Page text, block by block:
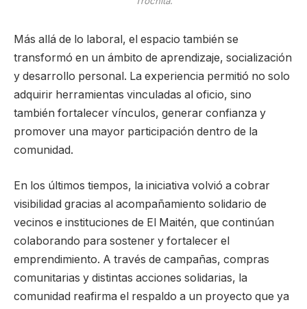
Más allá de lo laboral, el espacio también se
transformó en un ámbito de aprendizaje, socialización
y desarrollo personal. La experiencia permitió no solo
adquirir herramientas vinculadas al oficio, sino
también fortalecer vínculos, generar confianza y
promover una mayor participación dentro de la
comunidad.
En los últimos tiempos, la iniciativa volvió a cobrar
visibilidad gracias al acompañamiento solidario de
vecinos e instituciones de El Maitén, que continúan
colaborando para sostener y fortalecer el
emprendimiento. A través de campañas, compras
comunitarias y distintas acciones solidarias, la
comunidad reafirma el respaldo a un proyecto que ya